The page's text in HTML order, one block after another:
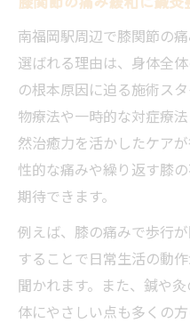
南福岡駅周辺で膝関節の
選ばれる理由は、身体全
の根本原因に迫る施術ス
物療法や一時的な対症療
然治癒力を活かしたケア
性的な痛みや繰り返す膝
期待できます。
例えば、膝の痛みで歩行
することで日常生活の動
聞かれます。また、鍼や
体にやさしい点も多くの